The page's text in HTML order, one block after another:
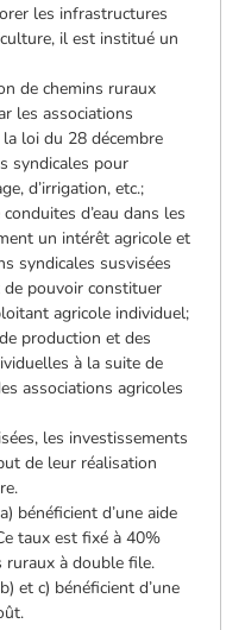
les infrastructures
il est institué un
de chemins ruraux
les associations
loi du 28 décembre
syndicales pour
d’irrigation, etc.;
d’eau dans les
un intérêt agricole et
syndicales susvisées
pouvoir constituer
agricole individuel;
production et des
à la suite de
associations agricoles
les investissements
de leur réalisation
bénéficient d’une aide
taux est fixé à 40%
ruraux à double file.
et c) bénéficient d’une